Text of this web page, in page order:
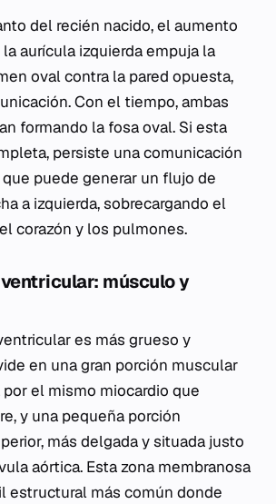
del recién nacido, el aumento
aurícula izquierda empuja la
oval contra la pared opuesta,
Con el tiempo, ambas
formando la fosa oval. Si esta
persiste una comunicación
puede generar un flujo de
a izquierda, sobrecargando el
corazón y los pulmones.
músculo y
es más grueso y
en una gran porción muscular
por el mismo miocardio que
y una pequeña porción
más delgada y situada justo
aórtica. Esta zona membranosa
estructural más común donde